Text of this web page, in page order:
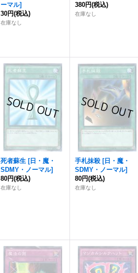
ーマル]
30円(税込)
在庫なし
380円(税込)
在庫なし
死者蘇生 [日・魔・
SDMY・ノーマル]
80円(税込)
在庫なし
手札抹殺 [日・魔・
SDMY・ノーマル]
80円(税込)
在庫なし